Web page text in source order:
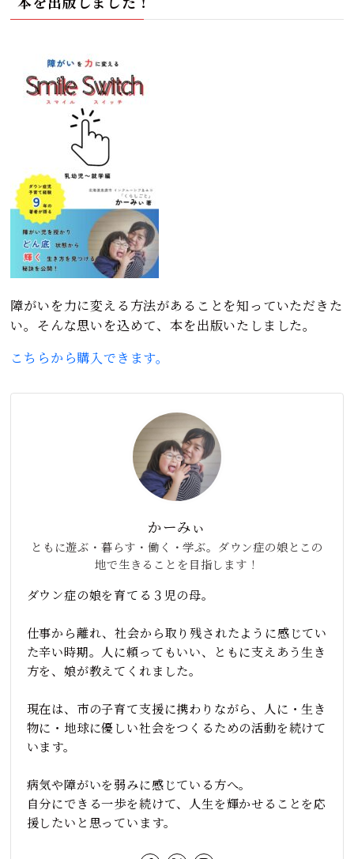
障がいを力に変える方法があることを知っていただきた
い。そんな思いを込めて、本を出版いたしました。
こちらから購入できます。
かーみぃ
ともに遊ぶ・暮らす・働く・学ぶ。ダウン症の娘とこの
地で生きることを目指します！
ダウン症の娘を育てる３児の母。
仕事から離れ、社会から取り残されたように感じてい
た辛い時期。人に頼ってもいい、ともに支えあう生き
方を、娘が教えてくれました。
現在は、市の子育て支援に携わりながら、人に・生き
物に・地球に優しい社会をつくるための活動を続けて
います。
病気や障がいを弱みに感じている方へ。
自分にできる一歩を続けて、人生を輝かせることを応
援したいと思っています。